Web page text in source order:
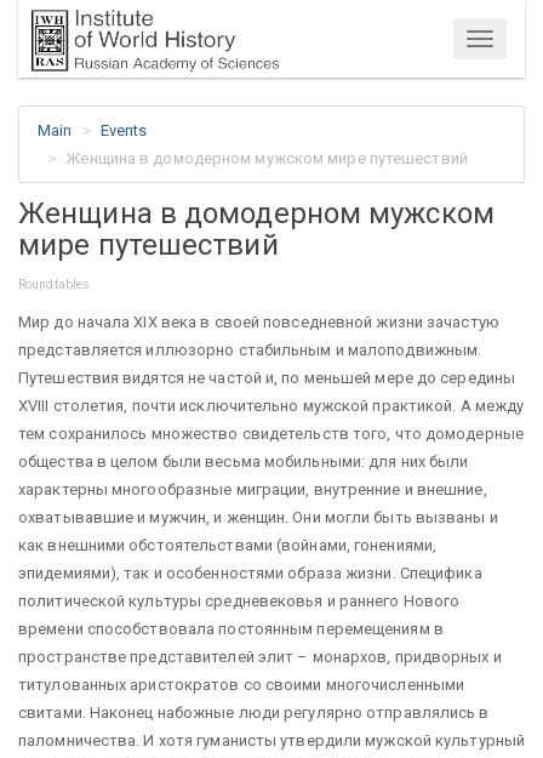
Menu
Main
Events
Женщина в домодерном мужском мире путешествий
Женщина в домодерном мужском
мире путешествий
Roundtables
Мир до начала XIX века в своей повседневной жизни зачастую
представляется иллюзорно стабильным и малоподвижным.
Путешествия видятся не частой и, по меньшей мере до середины
XVIII столетия, почти исключительно мужской практикой. А между
тем сохранилось множество свидетельств того, что домодерные
общества в целом были весьма мобильными: для них были
характерны многообразные миграции, внутренние и внешние,
охватывавшие и мужчин, и женщин. Они могли быть вызваны и
как внешними обстоятельствами (войнами, гонениями,
эпидемиями), так и особенностями образа жизни. Специфика
политической культуры средневековья и раннего Нового
времени способствовала постоянным перемещениям в
пространстве представителей элит – монархов, придворных и
титулованных аристократов со своими многочисленными
свитами. Наконец набожные люди регулярно отправлялись в
паломничества. И хотя гуманисты утвердили мужской культурный